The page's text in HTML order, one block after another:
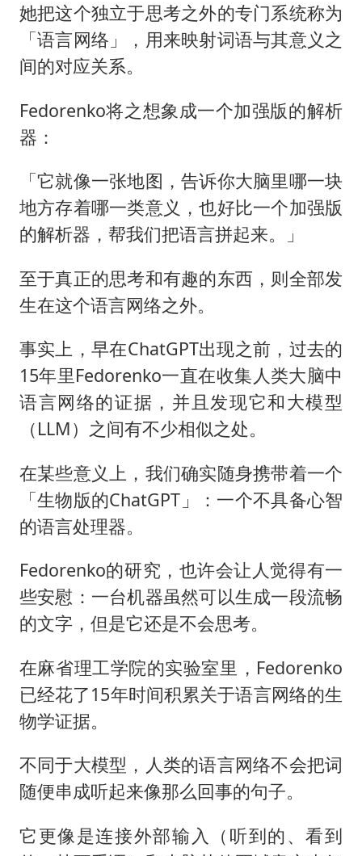
她把这个独立于思考之外的专门系统称为
「语言网络」，用来映射词语与其意义之
间的对应关系。
Fedorenko将之想象成一个加强版的解析
器：
「它就像一张地图，告诉你大脑里哪一块
地方存着哪一类意义，也好比一个加强版
的解析器，帮我们把语言拼起来。」
至于真正的思考和有趣的东西，则全部发
生在这个语言网络之外。
事实上，早在ChatGPT出现之前，过去的
15年里Fedorenko一直在收集人类大脑中
语言网络的证据，并且发现它和大模型
（LLM）之间有不少相似之处。
在某些意义上，我们确实随身携带着一个
「生物版的ChatGPT」：一个不具备心智
的语言处理器。
Fedorenko的研究，也许会让人觉得有一
些安慰：一台机器虽然可以生成一段流畅
的文字，但是它还是不会思考。
在麻省理工学院的实验室里，Fedorenko
已经花了15年时间积累关于语言网络的生
物学证据。
不同于大模型，人类的语言网络不会把词
随便串成听起来像那么回事的句子。
它更像是连接外部输入（听到的、看到